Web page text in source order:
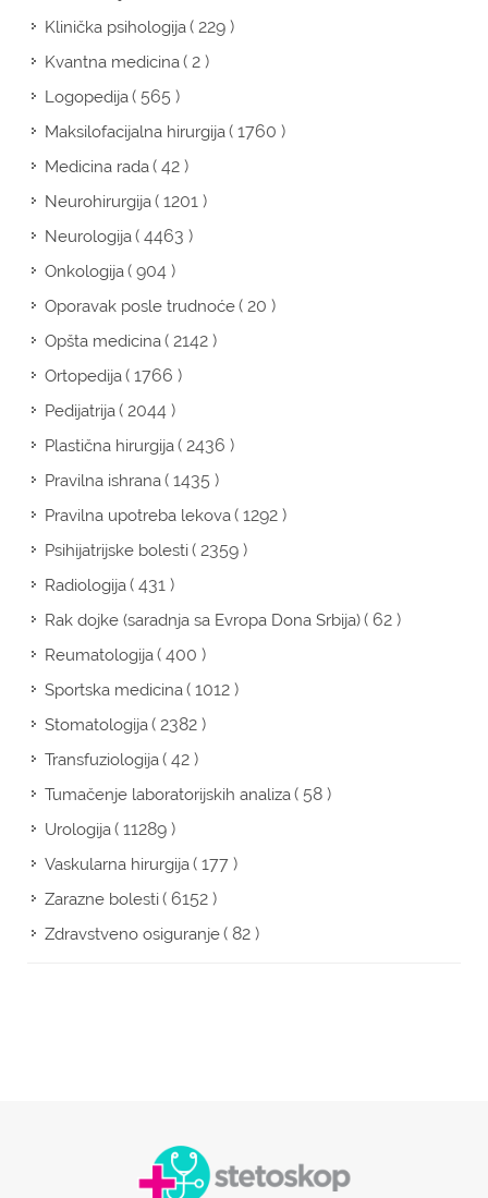
Klinička psihologija( 229 )
Kvantna medicina( 2 )
Logopedija( 565 )
Maksilofacijalna hirurgija( 1760 )
Medicina rada( 42 )
Neurohirurgija( 1201 )
Neurologija( 4463 )
Onkologija( 904 )
Oporavak posle trudnoće( 20 )
Opšta medicina( 2142 )
Ortopedija( 1766 )
Pedijatrija( 2044 )
Plastična hirurgija( 2436 )
Pravilna ishrana( 1435 )
Pravilna upotreba lekova( 1292 )
Psihijatrijske bolesti( 2359 )
Radiologija( 431 )
Rak dojke (saradnja sa Evropa Dona Srbija)( 62 )
Reumatologija( 400 )
Sportska medicina( 1012 )
Stomatologija( 2382 )
Transfuziologija( 42 )
Tumačenje laboratorijskih analiza( 58 )
Urologija( 11289 )
Vaskularna hirurgija( 177 )
Zarazne bolesti( 6152 )
Zdravstveno osiguranje( 82 )